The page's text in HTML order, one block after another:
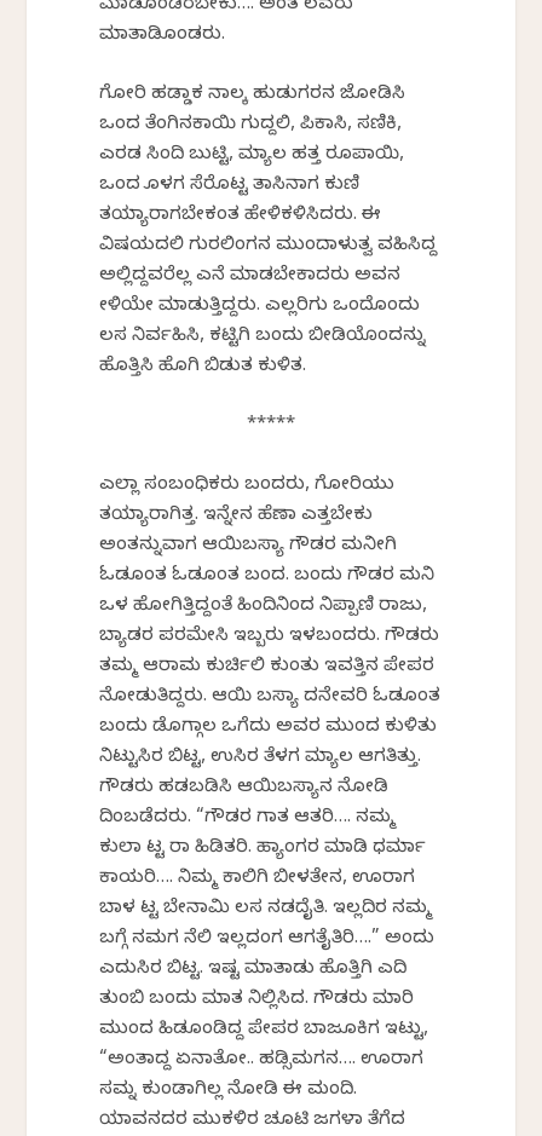
ಮಾಡಕೊಂಡಿರಬೇಕು…. ಅಂತ ಕೆಲವರು
ಮಾತಾಡಿಕೊಂಡರು.
ಗೋರಿ ಹಡ್ಡಾಕ ನಾಲ್ಕ ಹುಡುಗರನ ಜೋಡಿಸಿ
ಒಂದ ತೆಂಗಿನಕಾಯಿ ಗುದ್ದಲಿ, ಪಿಕಾಸಿ, ಸಣಿಕಿ,
ಎರಡ ಸಿಂದಿ ಬುಟ್ಟಿ, ಮ್ಯಾಲ ಹತ್ತ ರೂಪಾಯಿ,
ಒಂದ ಕೊಳಗ ಸೆರೆಕೊಟ್ಟ ತಾಸಿನಾಗ ಕುಣಿ
ತಯ್ಯಾರಾಗಬೇಕಂತ ಹೇಳಿಕಳಿಸಿದರು. ಈ
ವಿಷಯದಲಿ ಗುರಲಿಂಗನ ಮುಂದಾಳುತ್ವ ವಹಿಸಿದ್ದ
ಅಲ್ಲಿದ್ದವರೆಲ್ಲ ಎನೆ ಮಾಡಬೇಕಾದರು ಅವನ
ಕೇಳಿಯೇ ಮಾಡುತ್ತಿದ್ದರು. ಎಲ್ಲರಿಗು ಒಂದೊಂದು
ಕೆಲಸ ನಿರ್ವಹಿಸಿ, ಕಟ್ಟಿಗಿ ಬಂದು ಬೀಡಿಯೊಂದನ್ನು
ಹೊತ್ತಿಸಿ ಹೊಗಿ ಬಿಡುತ ಕುಳಿತ.
*****
ಎಲ್ಲಾ ಸಂಬಂಧಿಕರು ಬಂದರು, ಗೋರಿಯು
ತಯ್ಯಾರಾಗಿತ್ತ. ಇನ್ನೇನ ಹೆಣಾ ಎತ್ತಬೇಕು
ಅಂತನ್ನುವಾಗ ಆಯಿಬಸ್ಯಾ ಗೌಡರ ಮನೀಗಿ
ಓಡಕೊಂತ ಓಡಕೊಂತ ಬಂದ. ಬಂದು ಗೌಡರ ಮನಿ
ಒಳ ಹೋಗಿತ್ತಿದ್ದಂತೆ ಹಿಂದಿನಿಂದ ನಿಪ್ಪಾಣಿ ರಾಜು,
ಬ್ಯಾಡರ ಪರಮೇಸಿ ಇಬ್ಬರು ಇಳಬಂದರು. ಗೌಡರು
ತಮ್ಮ ಆರಾಮ ಕುರ್ಚಿಲಿ ಕುಂತು ಇವತ್ತಿನ ಪೇಪರ
ನೋಡುತಿದ್ದರು. ಆಯಿ ಬಸ್ಯಾ ದನೇವರಿ ಓಡಕೊಂತ
ಬಂದು ಡೊಗ್ಗಾಲ ಒಗೆದು ಅವರ ಮುಂದ ಕುಳಿತು
ನಿಟ್ಟುಸಿರ ಬಿಟ್ಟ, ಉಸಿರ ತೆಳಗ ಮ್ಯಾಲ ಆಗತಿತ್ತು.
ಗೌಡರು ಹಡಬಡಿಸಿ ಆಯಿಬಸ್ಯಾನ ನೋಡಿ
ದಿಂಬಡೆದರು. “ಗೌಡರ ಗಾತ ಆತರಿ…. ನಮ್ಮ
ಕುಲಾ ಕೆಟ್ಟ ಕೆರಾ ಹಿಡಿತರಿ. ಹ್ಯಾಂಗರ ಮಾಡಿ ಧರ್ಮಾ
ಕಾಯರಿ…. ನಿಮ್ಮ ಕಾಲಿಗಿ ಬೀಳತೇನ, ಊರಾಗ
ಬಾಳ ಕೆಟ್ಟ ಬೇನಾಮಿ ಕೆಲಸ ನಡದೈತಿ. ಇಲ್ಲದಿರ ನಮ್ಮ
ಬಗ್ಗೆ ನಮಗ ನೆಲಿ ಇಲ್ಲದಂಗ ಆಗತೈತಿರಿ….” ಅಂದು
ಎದುಸಿರ ಬಿಟ್ಟ. ಇಷ್ಟ ಮಾತಾಡು ಹೊತ್ತಿಗಿ ಎದಿ
ತುಂಬಿ ಬಂದು ಮಾತ ನಿಲ್ಲಿಸಿದ. ಗೌಡರು ಮಾರಿ
ಮುಂದ ಹಿಡಕೊಂಡಿದ್ದ ಪೇಪರ ಬಾಜೂಕಿಗ ಇಟ್ಟು,
“ಅಂತಾದ್ದ ಏನಾತೋ.. ಹಡ್ಸಿಮಗನ…. ಊರಾಗ
ಸಮ್ನ ಕುಂಡಾಗಿಲ್ಲ ನೋಡಿ ಈ ಮಂದಿ.
ಯಾವನದರ ಮುಕಳಿರ ಚೂಟಿ ಜಗಳಾ ತೆಗೆದ